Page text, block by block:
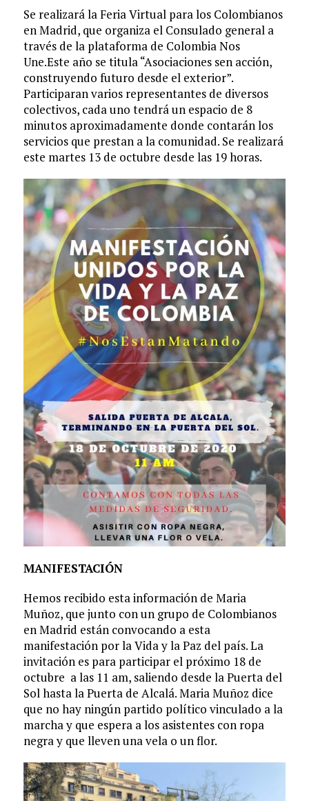
Se realizará la Feria Virtual para los Colombianos
en Madrid, que organiza el Consulado general a
través de la plataforma de Colombia Nos
Une.Este año se titula “Asociaciones sen acción,
construyendo futuro desde el exterior”.
Participaran varios representantes de diversos
colectivos, cada uno tendrá un espacio de 8
minutos aproximadamente donde contarán los
servicios que prestan a la comunidad. Se realizará
este martes 13 de octubre desde las 19 horas.
MANIFESTACIÓN
Hemos recibido esta información de Maria
Muñoz, que junto con un grupo de Colombianos
en Madrid están convocando a esta
manifestación por la Vida y la Paz del país. La
invitación es para participar el próximo 18 de
octubre a las 11 am, saliendo desde la Puerta del
Sol hasta la Puerta de Alcalá. Maria Muñoz dice
que no hay ningún partido político vinculado a la
marcha y que espera a los asistentes con ropa
negra y que lleven una vela o un flor.